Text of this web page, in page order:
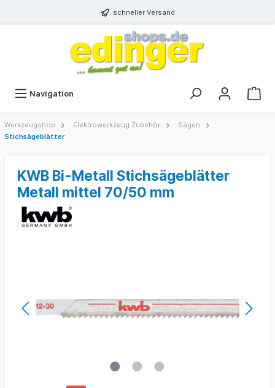
schneller Versand
Navigation
Werkzeugshop Elektrowerkzeug Zubehör
Sägen
Stichsägeblätter
KWB Bi-Metall Stichsägeblätter
Metall mittel 70/50 mm